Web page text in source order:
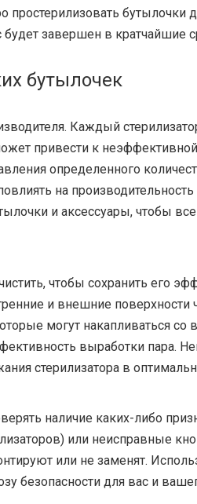
простерилизовать бутылочки
завершен в кратчайшие
бутылочек
Каждый
привести к
определенного
на производительность
и аксессуары, чтобы
чтобы сохранить его
и внешние поверхности
могут накапливаться со
выработки пара.
стерилизатора в
наличие каких-либо
или неисправные
или не заменят.
безопасности для вас и